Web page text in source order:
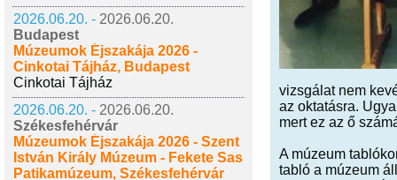
2026.06.20. - 2026.06.20.
Budapest
Múzeumok Éjszakája 2026 -
Cinkotai Tájház, Budapest
Cinkotai Tájház
2026.06.20. - 2026.06.20.
Székesfehérvár
Múzeumok Éjszakája 2026 - Szent
István Király Múzeum - Fekete Sas
Patikamúzeum, Székesfehérvár
vizsgálat nem
az oktatásra.
mert ez az ő
A múzeum
tabló a múzeum